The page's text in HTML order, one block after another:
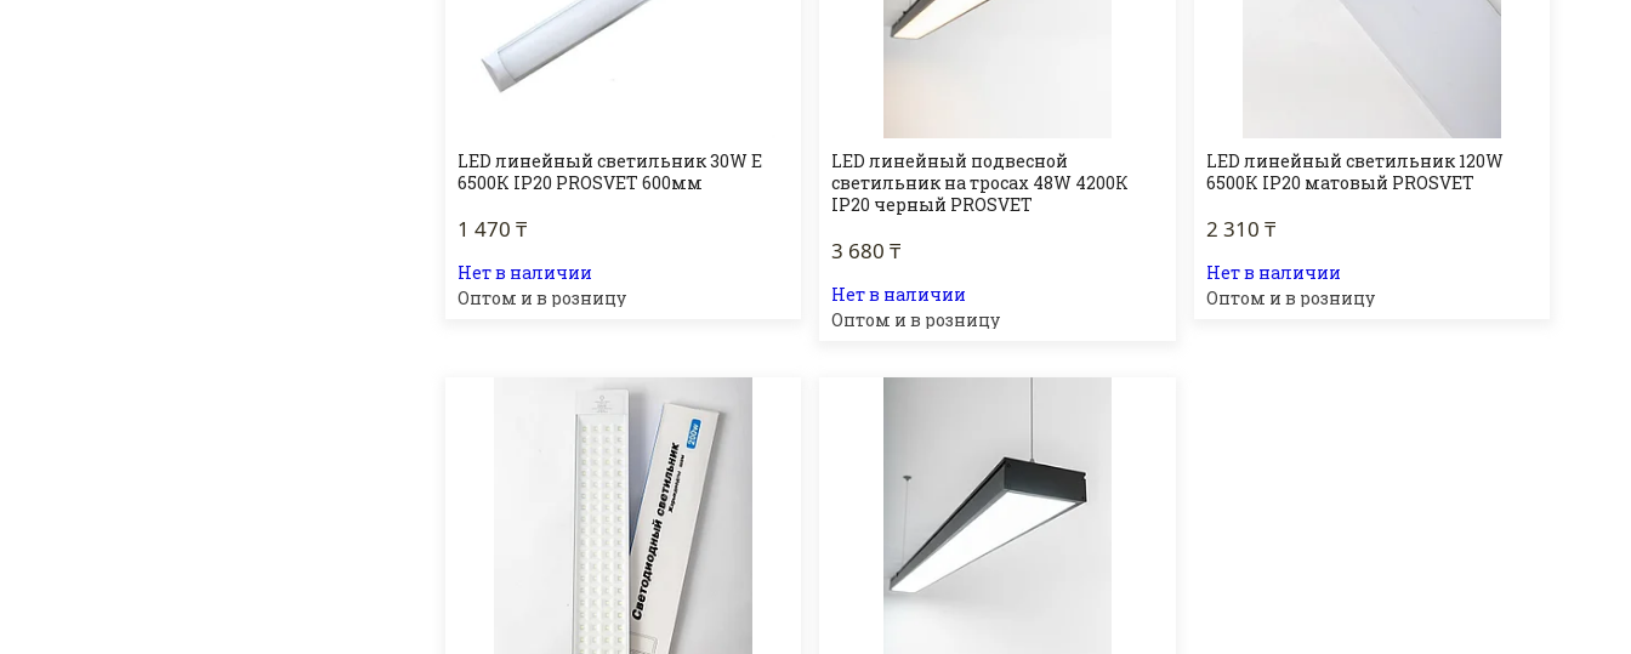
LED линейный светильник 30W Е
6500К IP20 PROSVET 600мм
1 470 ₸
Нет в наличии
Оптом и в розницу
LED линейный подвесной
светильник на тросах 48W 4200К
IP20 черный PROSVET
3 680 ₸
Нет в наличии
Оптом и в розницу
LED линейный светильник 120W
6500К IP20 матовый PROSVET
2 310 ₸
Нет в наличии
Оптом и в розницу